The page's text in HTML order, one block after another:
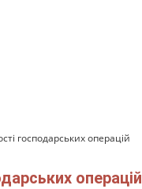
господарських операцій
операцій